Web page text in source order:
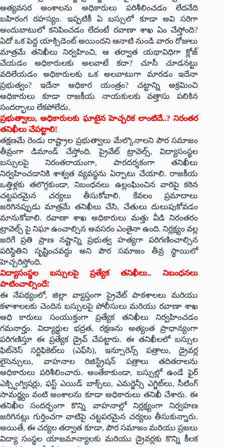
అత్యవసర అంశాలను అధికారులు పరిశీలించడం లేదనేది
బహిరంగ రహస్యం. ఇప్పటికీ ఏ బస్సులో కూడా అవి సరిగా
అందుబాటులో కనిపించడం లేదంటే రవాణా శాఖ ఏం చేస్తోంది?
ఏదో ఒక పెద్ద యాక్సిడెంట్ అయిందని ఆనాటి నుండి వారం రోజులు
మాత్రమే తనిఖీలు నిర్వహించి, ఆ తర్వాత యథావిధిగా క్లోజ్
చేయడం అధికారులకు అలవాటే కదా? చూసీ చూడనట్టు
వదిలేయడం అధికారులకు ఒక అలవాటుగా మారడం ఇదేనా
ప్రభుత్వం? ఇదేనా అధికార యంత్రం? చట్టాన్ని అక్రమించి
అధికారులు కూడా రాజకీయ నాయకులకు వత్తాసు పలికిన
సందర్భాలు లేకపోలేదు.
ప్రభుత్వాలు, అధికారులకు ఘాటైన హెచ్చరిక లాంటిదే..? నిరంతర
తనిఖీలు చేపట్టాలి!
తక్షణమే రెండు రాష్ట్రాల ప్రభుత్వాలు మేల్కొనాలని పౌర సమాజం
తీవ్రంగా డిమాండ్ చేస్తోంది. ప్రైవేట్ ట్రావెల్స్, విద్యాసంస్థల
బస్సులపై నిరంతరాయంగా, పారదర్శకంగా తనిఖీలు
నిర్వహించడానికి శాశ్వత వ్యవస్థను ఏర్పాటు చేయాలి. రాజకీయ
ఒత్తిళ్లకు తలొగ్గకుండా, నిబంధనలు ఉల్లంఘించిన వారిపై కఠిన
చట్టపరమైన చర్యలు తీసుకోవాలి. కేవలం ప్రమాదాలు
జరిగినప్పుడు మాత్రమే తనిఖీలు చేసి, చేతులు దులుపుకోవడం
మానుకోవాలి. రవాణా శాఖ అధికారులు మత్తు వీడి నిరంతరం
ట్రావెల్స్ పై నిఘా ఉంచాల్సిన అవసరం ఎంతైనా ఉంది. నిర్లక్ష్యం వల్ల
జరిగే ప్రతి ప్రాణ నష్టాన్ని ప్రభుత్వ హత్యగా పరిగణించాల్సిన
పరిస్థితిని సృష్టించవద్దు అని పౌర సమాజం తీవ్ర స్థాయిలో
హెచ్చరిస్తోంది.
విద్యాసంస్థల బస్సులపై ప్రత్యేక తనిఖీలు.. నిబంధనలు
పాటించాల్సిందే!
ఈ నేపథ్యంలో, జిల్లా వ్యాప్తంగా ప్రైవేట్ పాఠశాలలు మరియు
కళాశాలలకు చెందిన బస్సులపై పోలీసులు మరియు రవాణా శాఖ
అధి కారులు సంయుక్తంగా ప్రత్యేక తనిఖీలు నిర్వహించడం
గమనార్హం. విద్యార్థుల భద్రత, రక్షణను అత్యంత ప్రాధాన్యంగా
పరిగణిస్తూ ఈ ప్రత్యేక డ్రైవ్ చేపట్టారు. ఈ తనిఖీలలో బస్సుల
ఫిట్‌నెస్ సర్టిఫికెట్‌లు (ఎఫ్‌సి), ఇన్సూరెన్స్ పత్రాలు, డ్రైవర్ల
లైసెన్సులు, వాహనాల రిజిస్ట్రేషన్ పత్రాలు తదితరాలను
అధికారులు పరిశీలించారు. అంతేకాకుండా, బస్సుల్లో ఉండే ఫైర్
ఎక్స్టింగ్విషర్లు, ఫస్ట్ ఎయిడ్ బాక్స్‌లు, ఎమర్జెన్సీ ఎగ్జిట్‌లు, సీటింగ్
సామర్థ్యం వంటి అంశాలను కూడా అధికారులు తనిఖీ చేశారు. ఈ
తనిఖీల సందర్భంగా కొన్ని వాహనాల్లో నిర్లక్ష్యంగా నిర్వహణ
జరిగినట్లు గుర్తించగా వాటిపై చట్టపరమైన చర్యలు తీసుకున్నారు.
అయితే, ఈ చర్యల తర్వాత కూడా, పౌర సమాజం మరియు ప్రజలు
విద్యా సంస్థల యాజమాన్యాలకు మరియు డ్రైవర్లకు కొన్ని కీలక